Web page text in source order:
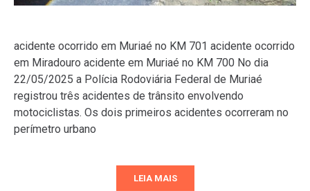
acidente ocorrido em Muriaé no KM 701 acidente ocorrido
em Miradouro acidente em Muriaé no KM 700 No dia
22/05/2025 a Polícia Rodoviária Federal de Muriaé
registrou três acidentes de trânsito envolvendo
motociclistas. Os dois primeiros acidentes ocorreram no
perímetro urbano
LEIA MAIS